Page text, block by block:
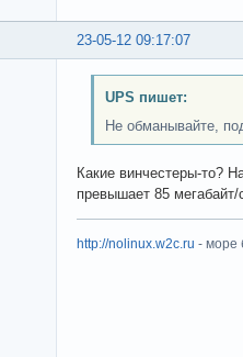
23-05-12 09:17:07
UPS пишет:
Не обманывайте,
Какие винчестеры-то?
превышает 85
http://nolinux.w2c.ru - море